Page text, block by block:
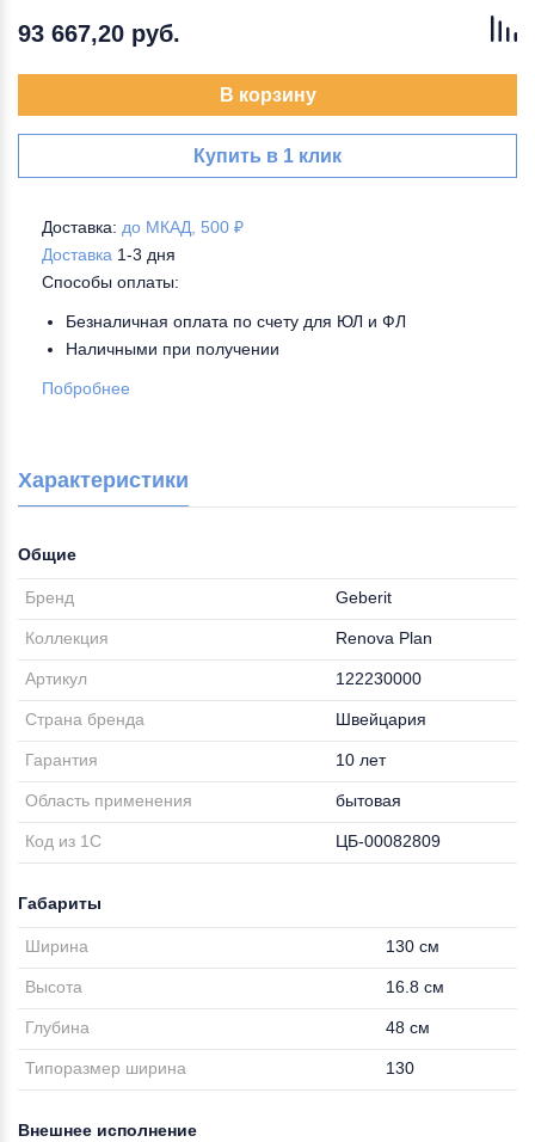
93 667,20 руб.
В корзину
Купить в 1 клик
Доставка: до МКАД, 500 ₽
Доставка 1-3 дня
Способы оплаты:
Безналичная оплата по счету для ЮЛ и ФЛ
Наличными при получении
Побробнее
Характеристики
Общие
Бренд Geberit
Коллекция Renova Plan
Артикул 122230000
Страна бренда Швейцария
Гарантия 10 лет
Область применения бытовая
Код из 1С ЦБ-00082809
Габариты
Ширина 130 см
Высота 16.8 см
Глубина 48 см
Типоразмер ширина 130
Внешнее исполнение